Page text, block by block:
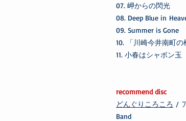
07. 岬からの閃光
08. Deep Blue in
09. Summer is Gone
10. 「川崎今井南町の
11. 小春はシャボン玉
recommend disc
どんぐりころころ /
Band